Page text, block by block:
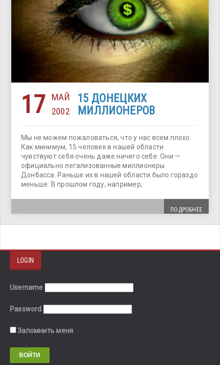
17
МАЙ
2002
15 ДОНЕЦКИХ
МИЛЛИОНЕРОВ
Мы не можем пожаловаться, что у нас всем плохо.
Как минимум, 15 человек в нашей области
чувствуют себя очень даже ничего себе. Они —
официально легализованные миллионеры
Донбасса. Раньше их в нашей области было гораздо
меньше. В прошлом году, например,
ПОДРОБНЕЕ
LOGIN
Username
Password
Запомнить меня